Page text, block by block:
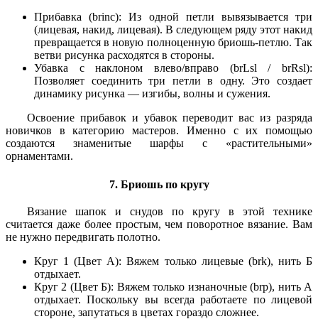
Прибавка (brinc): Из одной петли вывязывается три
(лицевая, накид, лицевая). В следующем ряду этот накид
превращается в новую полноценную бриошь-петлю. Так
ветви рисунка расходятся в стороны.
Убавка с наклоном влево/вправо (brLsl / brRsl):
Позволяет соединить три петли в одну. Это создает
динамику рисунка — изгибы, волны и сужения.
Освоение прибавок и убавок переводит вас из разряда
новичков в категорию мастеров. Именно с их помощью
создаются знаменитые шарфы с «растительными»
орнаментами.
7. Бриошь по кругу
Вязание шапок и снудов по кругу в этой технике
считается даже более простым, чем поворотное вязание. Вам
не нужно передвигать полотно.
Круг 1 (Цвет А): Вяжем только лицевые (brk), нить Б
отдыхает.
Круг 2 (Цвет Б): Вяжем только изнаночные (brp), нить А
отдыхает. Поскольку вы всегда работаете по лицевой
стороне, запутаться в цветах гораздо сложнее.